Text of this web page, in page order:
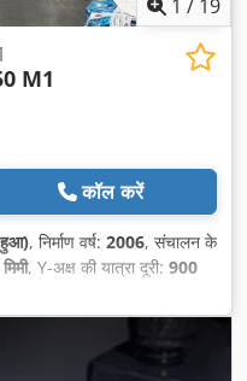
1 / 19
M1
कॉल करें
हुआ), निर्माण वर्ष: 2006, संचालन के
, Y-अक्ष की यात्रा दूरी: 900
निर्माता:
, कुल चौड़ाई:6,000 मिमी,
, अधिकतम धुरी गति:
, टूल मैगज़ीन में स्लॉट की